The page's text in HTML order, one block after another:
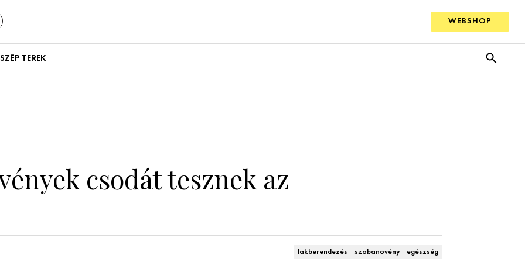
WEBSHOP
SZÉP TEREK
csodát tesznek az
lakberendezés szobanövény egészség